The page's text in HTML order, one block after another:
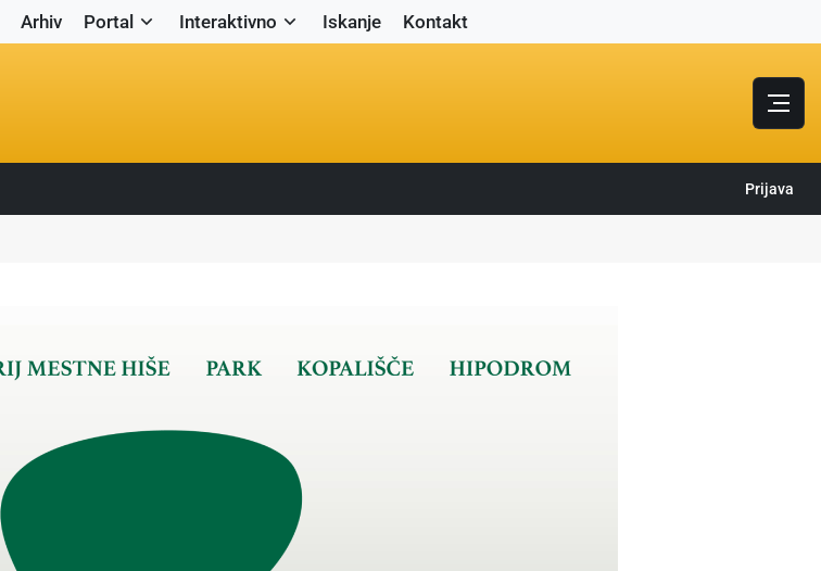
Arhiv Portal Interaktivno Iskanje Kontakt
Prijava